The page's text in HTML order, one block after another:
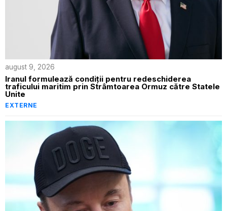
august 9, 2026
Iranul formulează condiții pentru redeschiderea
traficului maritim prin Strâmtoarea Ormuz către Statele
Unite
EXTERNE